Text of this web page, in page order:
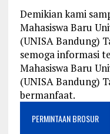
Demikian kami
Mahasiswa Baru
(UNISA Bandung)
semoga informasi
Mahasiswa Baru
(UNISA Bandung)
bermanfaat.
PERMINTAAN BROSUR